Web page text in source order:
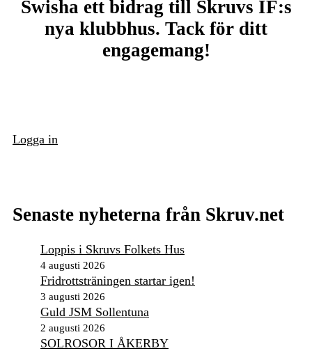
Swisha ett bidrag till Skruvs IF:s
nya klubbhus. Tack för ditt
engagemang!
Logga in
Senaste nyheterna från Skruv.net
Loppis i Skruvs Folkets Hus
4 augusti 2026
Fridrottsträningen startar igen!
3 augusti 2026
Guld JSM Sollentuna
2 augusti 2026
SOLROSOR I ÅKERBY